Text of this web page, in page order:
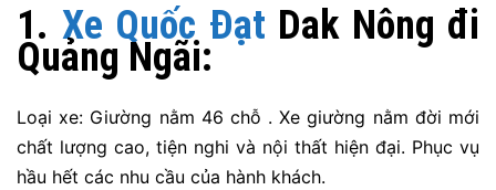
1. Xe Quốc Đạt Dak Nông đi
Quảng Ngãi:
Loại xe: Giường nằm 46 chỗ . Xe giường nằm đời mới
chất lượng cao, tiện nghi và nội thất hiện đại. Phục vụ
hầu hết các nhu cầu của hành khách.